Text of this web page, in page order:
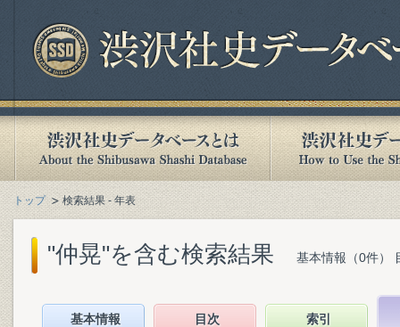
トップ 検索結果 - 年表
"仲晃"を含む検索結果 基本情報（0件）
基本情報 目次 索引